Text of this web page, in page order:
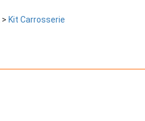
> Kit Carrosserie